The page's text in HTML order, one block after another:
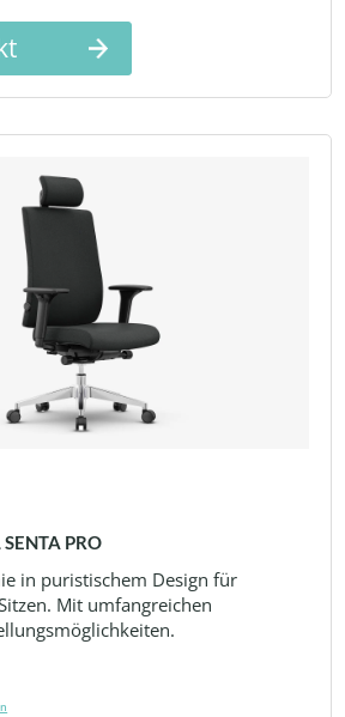
PRO
in puristischem Design für
Mit umfangreichen